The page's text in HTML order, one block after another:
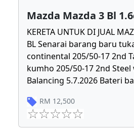
Mazda Mazda 3 Bl
KERETA UNTUK DI JUAL
BL Senarai barang baru
continental 205/50-17 2nd
kumho 205/50-17 2nd
Balancing 5.7.2026 Bateri
RM 12,500